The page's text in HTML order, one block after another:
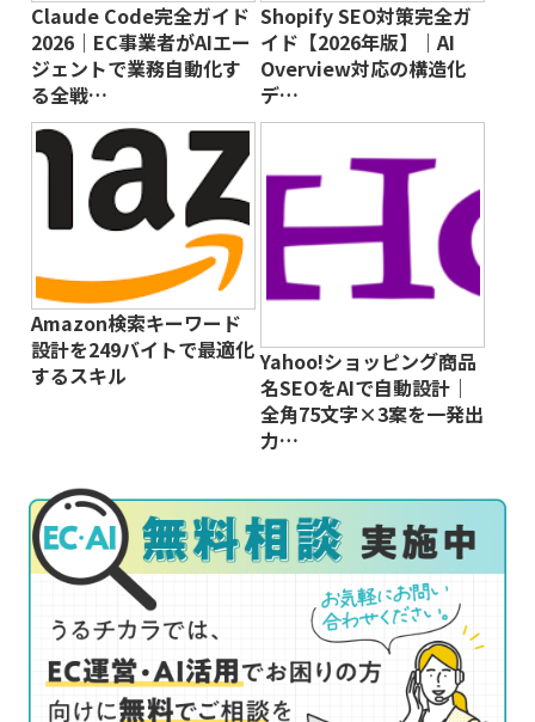
Claude Code完全ガイド
2026｜EC事業者がAIエー
ジェントで業務自動化す
る全戦…
Shopify SEO対策完全ガ
イド【2026年版】｜AI
Overview対応の構造化
デ…
Amazon検索キーワード
設計を249バイトで最適化
するスキル
Yahoo!ショッピング商品
名SEOをAIで自動設計｜
全角75文字×3案を一発出
力…